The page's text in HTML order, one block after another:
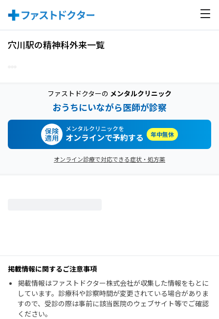
穴川駅の精神科外来一覧
ファストドクターの メンタルクリニック
おうちにいながら医師が診察
保険
適用
メンタルクリニックを
オンラインで予約する 年中無休
オンライン診療で対応できる症状・処方薬
掲載情報に関するご注意事項
掲載情報はファストドクター株式会社が収集した情報をもとに
しています。診療科や診察時間が変更されている場合がありま
すので、受診の際は事前に該当医院のウェブサイト等でご確認
ください。